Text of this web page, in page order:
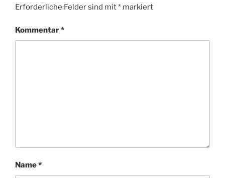
Erforderliche Felder sind mit* markiert
Kommentar*
Name*